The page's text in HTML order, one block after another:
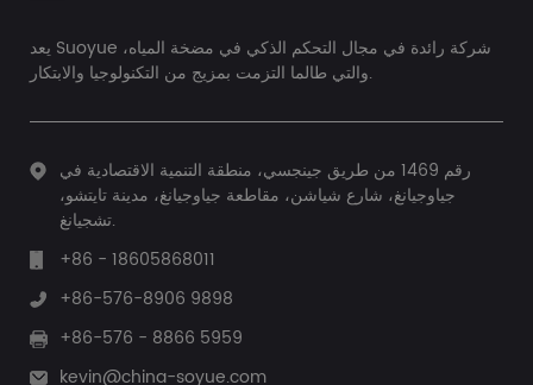
يعد Suoyue شركة رائدة في مجال التحكم الذكي في مضخة المياه،
والتي طالما التزمت بمزيج من التكنولوجيا والابتكار.
رقم 1469 من طريق جينجسي، منطقة التنمية الاقتصادية في
جياوجيانغ، شارع شياشن، مقاطعة جياوجيانغ، مدينة تايتشو،
تشجيانغ.
+86 - 18605868011
+86-576-8906 9898
+86-576 - 8866 5959
kevin@china-soyue.com